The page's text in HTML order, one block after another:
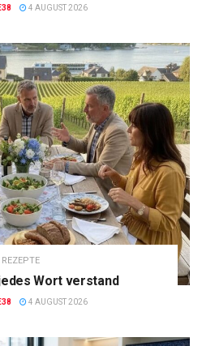
4 AUGUST 2026
REZEPTE
Wort verstand
4 AUGUST 2026